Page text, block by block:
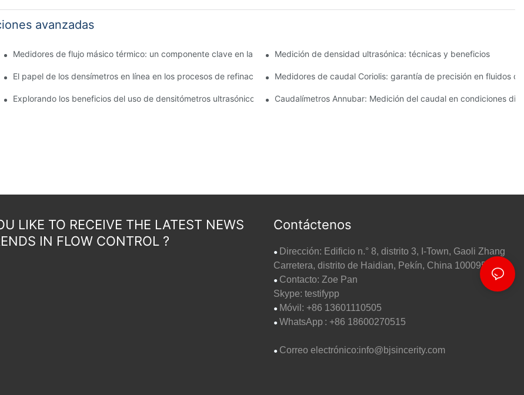
avanzadas
Medidores de flujo másico térmico: un componente clave en la gestión energéticaMedición de densidad ultrasónica: técnicas y beneficios
El papel de los densímetros en línea en los procesos de refinación de petróleoMedidores de caudal Coriolis: garantía de precisión en fluidos
Explorando los beneficios del uso de densitómetros ultrasónicos Caudalímetros Annubar: Medición del caudal en condiciones
LIKE TO RECEIVE THE LATEST NEWS
IN FLOW CONTROL ?
Contáctenos
● Dirección: Edificio n.° 8, distrito 3, I-Town, Gaoli Zhang
Carretera, distrito de Haidian, Pekín, China 100095
● Contacto: Zoe Pan
Skype: testifypp
● Móvil: +86 13601110505
● WhatsApp : +86 18600270515
● Correo electrónico:info@bjsincerity.com